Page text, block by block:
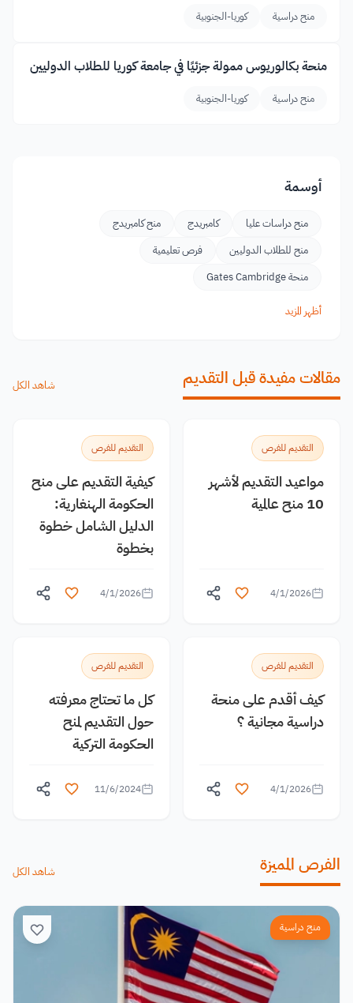
منح دراسية كوريا-الجنوبية
منحة بكالوريوس ممولة جزئيًا في جامعة كوريا للطلاب الدوليين
منح دراسية كوريا-الجنوبية
أوسمة
منح دراسات عليا كامبريدج
منح كامبريدج
منح للطلاب الدوليين
فرص تعليمية
منحة Gates Cambridge
أظهر المزيد
مقالات مفيدة قبل التقديم شاهد الكل
التقديم للفرص
مواعيد التقديم لأشهر
10 منح عالمية
4/1/2026
التقديم للفرص
كيفية التقديم على منح
الحكومة الهنغارية:
الدليل الشامل خطوة
بخطوة
4/1/2026
التقديم للفرص
كيف أقدم على منحة
دراسية مجانية ؟
4/1/2026
التقديم للفرص
كل ما تحتاج معرفته
حول التقديم لمنح
الحكومة التركية
11/6/2024
الفرص المميزة شاهد الكل
منح دراسية